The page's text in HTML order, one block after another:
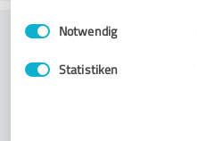
Impressum
Einwilligungsauswahl
Notwendig
Statistiken